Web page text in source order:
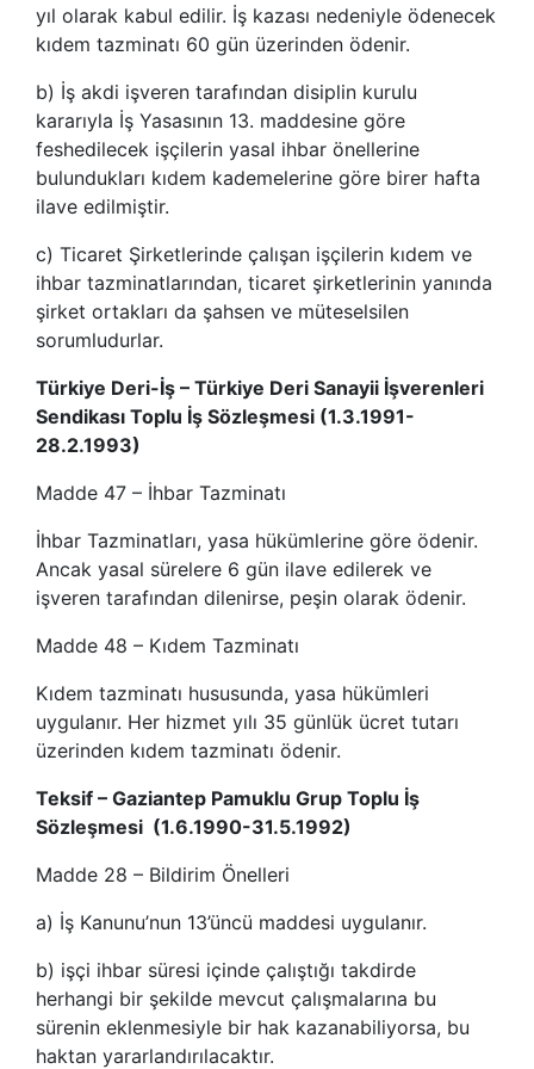
yıl olarak kabul edilir. İş kazası nedeniyle ödenecek
kıdem tazminatı 60 gün üzerinden ödenir.
b) İş akdi işveren tarafından disiplin kurulu
kararıyla İş Yasasının 13. maddesine göre
feshedilecek işçilerin yasal ihbar önellerine
bulundukları kıdem kademelerine göre birer hafta
ilave edilmiştir.
c) Ticaret Şirketlerinde çalışan işçilerin kıdem ve
ihbar tazminatlarından, ticaret şirketlerinin yanında
şirket ortakları da şahsen ve müteselsilen
sorumludurlar.
Türkiye Deri-İş – Türkiye Deri Sanayii İşverenleri
Sendikası Toplu İş Sözleşmesi (1.3.1991-
28.2.1993)
Madde 47 – İhbar Tazminatı
İhbar Tazminatları, yasa hükümlerine göre ödenir.
Ancak yasal sürelere 6 gün ilave edilerek ve
işveren tarafından dilenirse, peşin olarak ödenir.
Madde 48 – Kıdem Tazminatı
Kıdem tazminatı hususunda, yasa hükümleri
uygulanır. Her hizmet yılı 35 günlük ücret tutarı
üzerinden kıdem tazminatı ödenir.
Teksif – Gaziantep Pamuklu Grup Toplu İş
Sözleşmesi (1.6.1990-31.5.1992)
Madde 28 – Bildirim Önelleri
a) İş Kanunu’nun 13’üncü maddesi uygulanır.
b) işçi ihbar süresi içinde çalıştığı takdirde
herhangi bir şekilde mevcut çalışmalarına bu
sürenin eklenmesiyle bir hak kazanabiliyorsa, bu
haktan yararlandırılacaktır.